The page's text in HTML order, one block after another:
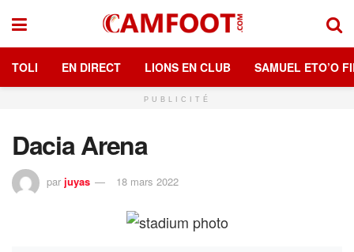
TOLI EN DIRECT LIONS EN CLUB SAMUEL ETO’O
PUBLICITÉ
Dacia Arena
par juyas 18 mars 2022